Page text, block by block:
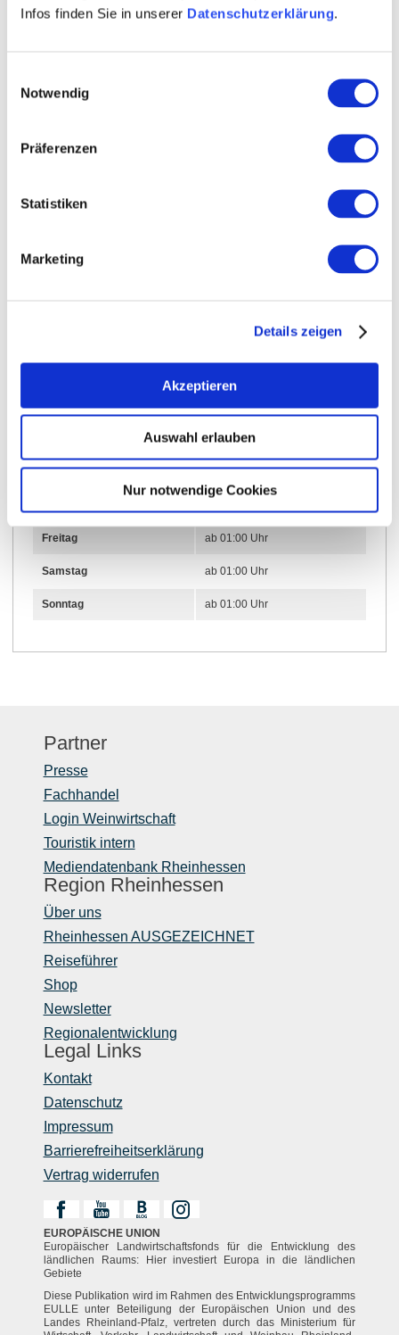
Infos finden Sie in unserer Datenschutzerklärung.
Notwendig
Präferenzen
Statistiken
Marketing
Details zeigen
Akzeptieren
Auswahl erlauben
Nur notwendige Cookies
14.06.2024 bis 14.06.2070
Montag ab 01:00 Uhr
ab 01:00 Uhr
Mittwoch ab 01:00 Uhr
Freitag ab 01:00 Uhr
Samstag ab 01:00 Uhr
Sonntag ab 01:00 Uhr
Partner
Presse
Fachhandel
Login Weinwirtschaft
Touristik intern
Mediendatenbank Rheinhessen
Region Rheinhessen
Über uns
Rheinhessen AUSGEZEICHNET
Reiseführer
Shop
Newsletter
Regionalentwicklung
Legal Links
Kontakt
Datenschutz
Impressum
Barrierefreiheitserklärung
Vertrag widerrufen
EUROPÄISCHE UNION
Europäischer Landwirtschaftsfonds für die Entwicklung des
ländlichen Raums: Hier investiert Europa in die ländlichen
Gebiete
Diese Publikation wird im Rahmen des Entwicklungsprogramms
EULLE unter Beteiligung der Europäischen Union und des
Landes Rheinland-Pfalz, vertreten durch das Ministerium für